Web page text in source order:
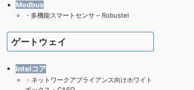
Modbus
・ 多機能スマートセンサ – Robustel
ゲートウェイ
Intelコア
・ ネットワークアプライアンス向けホワイト